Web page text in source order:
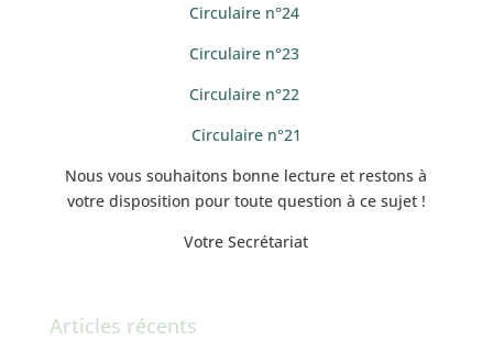
Circulaire n°24
Circulaire n°23
Circulaire n°22
Circulaire n°21
Nous vous souhaitons bonne lecture et restons à
votre disposition pour toute question à ce sujet !
Votre Secrétariat
Articles récents